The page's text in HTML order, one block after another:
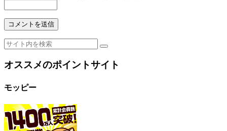
オススメのポイントサイト
モッピー